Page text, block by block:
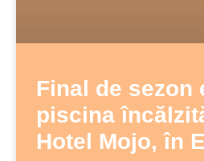
Final de sezon
piscina
Hotel Mojo, în